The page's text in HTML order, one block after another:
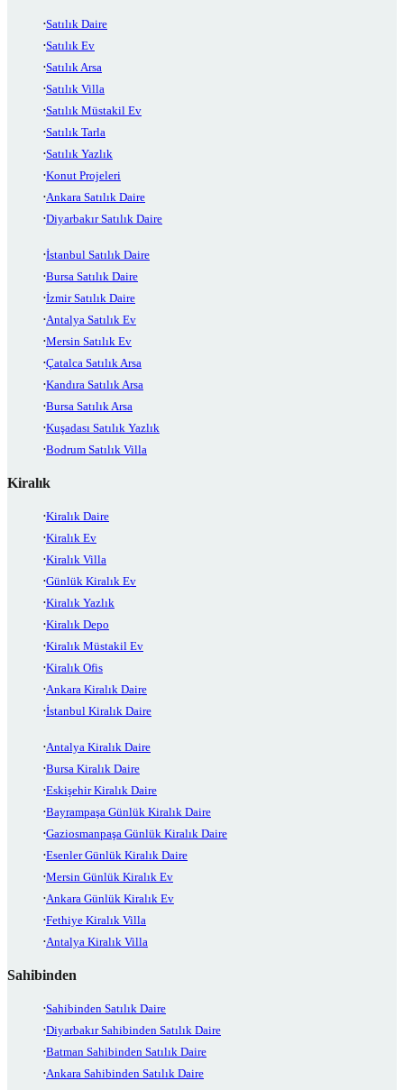
Satılık Daire
Satılık Ev
Satılık Arsa
Satılık Villa
Satılık Müstakil Ev
Satılık Tarla
Satılık Yazlık
Konut Projeleri
Ankara Satılık Daire
Diyarbakır Satılık Daire
İstanbul Satılık Daire
Bursa Satılık Daire
İzmir Satılık Daire
Antalya Satılık Ev
Mersin Satılık Ev
Çatalca Satılık Arsa
Kandıra Satılık Arsa
Bursa Satılık Arsa
Kuşadası Satılık Yazlık
Bodrum Satılık Villa
Kiralık
Kiralık Daire
Kiralık Ev
Kiralık Villa
Günlük Kiralık Ev
Kiralık Yazlık
Kiralık Depo
Kiralık Müstakil Ev
Kiralık Ofis
Ankara Kiralık Daire
İstanbul Kiralık Daire
Antalya Kiralık Daire
Bursa Kiralık Daire
Eskişehir Kiralık Daire
Bayrampaşa Günlük Kiralık Daire
Gaziosmanpaşa Günlük Kiralık Daire
Esenler Günlük Kiralık Daire
Mersin Günlük Kiralık Ev
Ankara Günlük Kiralık Ev
Fethiye Kiralık Villa
Antalya Kiralık Villa
Sahibinden
Sahibinden Satılık Daire
Diyarbakır Sahibinden Satılık Daire
Batman Sahibinden Satılık Daire
Ankara Sahibinden Satılık Daire